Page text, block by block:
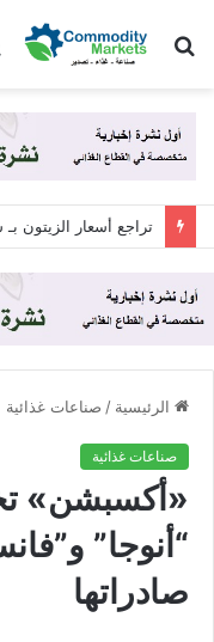
بحث
الرئيسية / صناعات غذائية
صناعات غذائية
«أكسبشن»
“أنوجا”
صادراتها